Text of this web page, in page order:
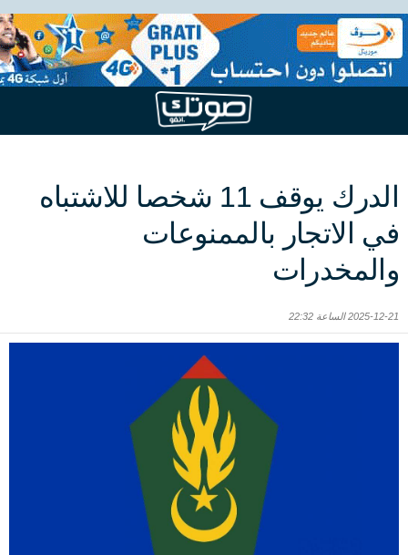
الدرك يوقف 11 شخصا للاشتباه
في الاتجار بالممنوعات
والمخدرات
2025-12-21 الساعة 22:32